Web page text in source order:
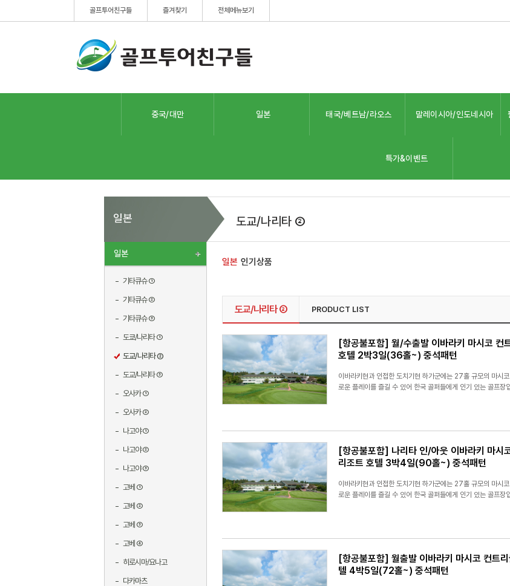
골프투어친구들 즐겨찾기 전체메뉴보기
중국/대만 일본 태국/베트남/라오스 말레이시아/인도네시아
특가&이벤트
일본
일본
기타큐슈 ①
기타큐슈 ②
기타큐슈 ③
도쿄/나리타 ①
도교/나리타 ②
도교/나리타 ③
오사카 ①
오사카 ②
나고야 ①
나고야 ②
나고야 ③
고베 ①
고베 ②
고베 ③
고베 ④
히로시마/요나고
다카마츠
도교/나리타 ②
일본 인기상품
도교/나리타 ② PRODUCT LIST
[항공불포함] 월/수출발 이바라키 마시코 컨
호텔 2박3일(36홀~) 중석패턴
이바라키현과 인접한 도치기현 하가군에는 27홀 규모의 마시
로운 플레이를 즐길 수 있어 한국 골퍼들에게 인기 있는 골프장
[항공불포함] 나리타 인/아웃 이바라키 마시
리조트 호텔 3박4일(90홀~) 중석패턴
이바라키현과 인접한 도치기현 하가군에는 27홀 규모의 마시
로운 플레이를 즐길 수 있어 한국 골퍼들에게 인기 있는 골프장
[항공불포함] 월출발 이바라키 마시코 컨트
텔 4박5일(72홀~) 중석패턴